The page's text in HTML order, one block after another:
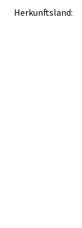
Herkunftsland: